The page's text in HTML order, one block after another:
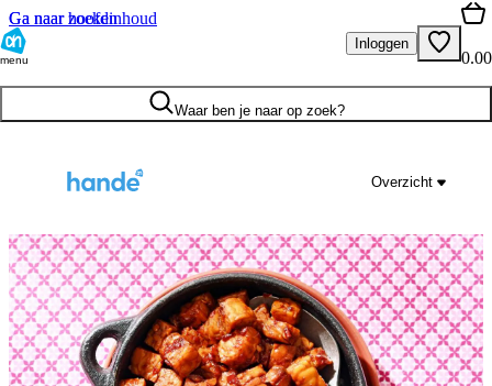
Ga naar hoofdinhoud
Ga naar zoeken
menu
Inloggen
0.00
Waar ben je naar op zoek?
Overzicht